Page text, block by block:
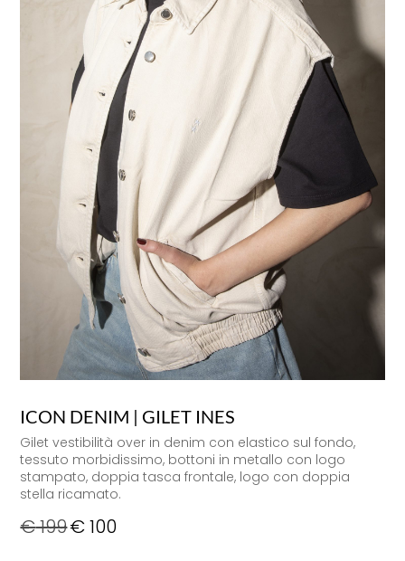
ICON DENIM | GILET INES
Gilet vestibilità over in denim con elastico sul fondo,
tessuto morbidissimo, bottoni in metallo con logo
stampato, doppia tasca frontale, logo con doppia
stella ricamato.
€199€100